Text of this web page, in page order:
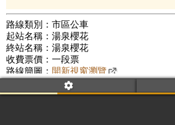
路線類別：市區公車
起站名稱：湯泉櫻花
終站名稱：湯泉櫻花
收費票價：一段票
路線簡圖： 開新視窗瀏覽
附屬名稱：湯泉櫻花-大坪林-湯泉櫻花
公車數量: 累計4002、上線3177